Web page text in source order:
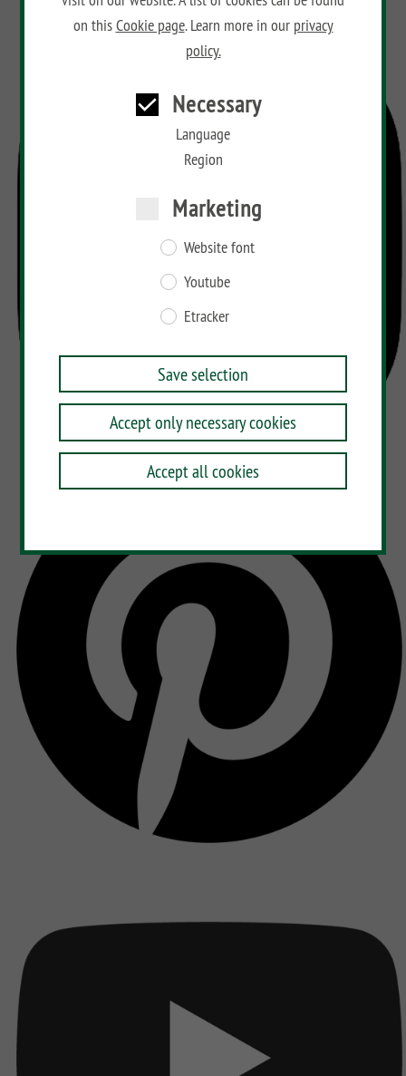
on thisCookie page. Learn more in our privacy
policy.
Necessary
Language
Region
Marketing
Website font
Youtube
Etracker
Save selection
Accept only necessary cookies
Accept all cookies